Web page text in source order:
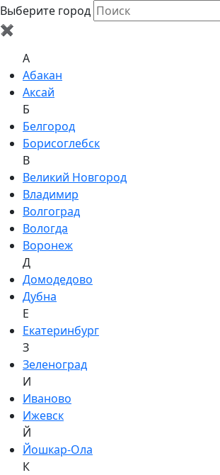
Выберите город
✖
A
Абакан
Аксай
Б
Белгород
Борисоглебск
В
Великий Новгород
Владимир
Волгоград
Вологда
Воронеж
Д
Домодедово
Дубна
Е
Екатеринбург
З
Зеленоград
И
Иваново
Ижевск
Й
Йошкар-Ола
К